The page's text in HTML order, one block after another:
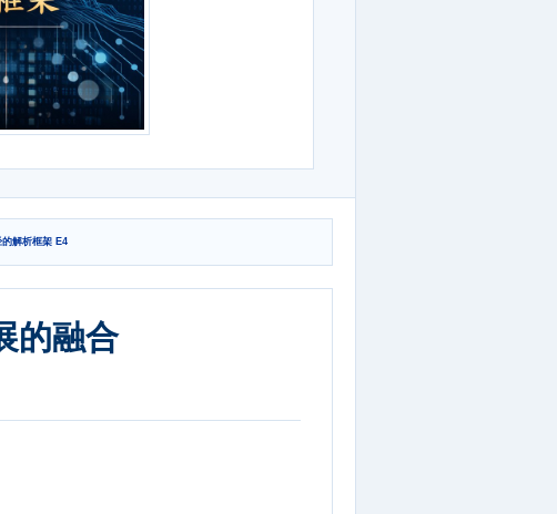
的解析框架 E4
的融合